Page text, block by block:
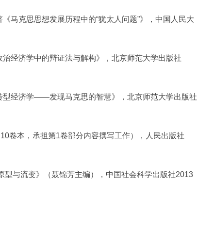
克思思想发展历程中的“犹太人问题”》，中国人民大
经济学中的辩证法与解构》，北京师范大学出版社
经济学——发现马克思的智慧》，北京师范大学出版社
本，承担第1卷部分内容撰写工作），人民出版社
流变》（聂锦芳主编），中国社会科学出版社2013